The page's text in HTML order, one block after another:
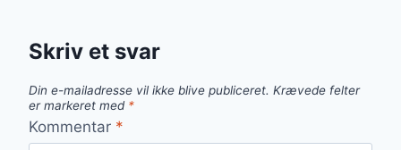
Skriv et svar
Din e-mailadresse vil ikke blive publiceret. Krævede felter
er markeret med *
Kommentar *